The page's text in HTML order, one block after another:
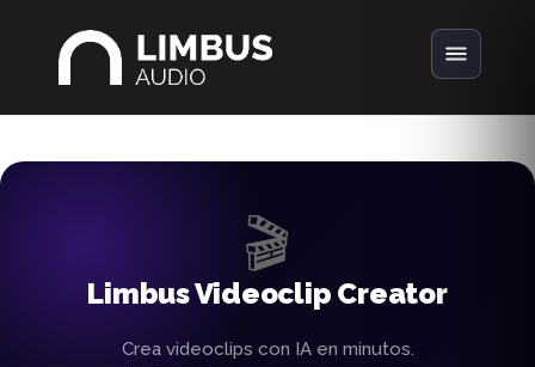
🎬
Limbus Videoclip Creator
Crea videoclips con IA en minutos.